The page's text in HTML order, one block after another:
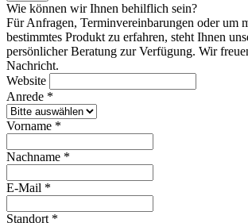
Wie können wir Ihnen behilflich sein?
Für Anfragen, Terminvereinbarungen oder um
bestimmtes Produkt zu erfahren, steht Ihnen
persönlicher Beratung zur Verfügung. Wir
Nachricht.
Website
Anrede *
Vorname *
Nachname *
E-Mail *
Standort *